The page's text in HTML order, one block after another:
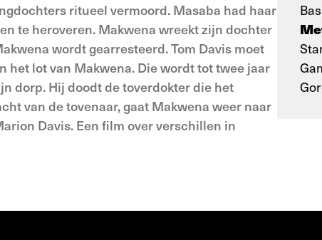
ritueel vermoord. Masaba had haar
te heroveren. Makwena wreekt zijn dochter
wordt gearresteerd. Tom Davis moet
het lot van Makwena. Die wordt tot twee jaar
dorp. Hij doodt de toverdokter die het
van de tovenaar, gaat Makwena weer naar
Davis. Een film over verschillen in